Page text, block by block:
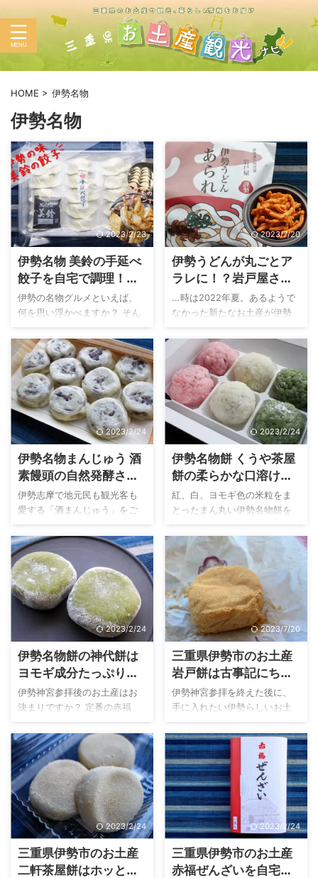
HOME > 伊勢名物
伊勢名物
2023/2/23
伊勢名物 美鈴の手延べ
餃子を自宅で調理！フ
ライパンで焼き上げ
て、熱々をいただきま
す。
伊勢の名物グルメといえば、
何を思い浮かべますか？ そん
な質問を地元民にしてみる
と、5人に1人くらいの確率で
「美鈴の餃子（みすずのぎょ
うざ）！」と返ってくること
でしょう。 初めて「美鈴の餃
子」の名前を聞いた方は、伊
勢で餃子？と驚いてしまうか
もしれません。美鈴の餃子
は、地元民なら誰もが知って
いる名店「ぎょうざの美鈴」
で作られ続けている伊勢名物
グルメです。 ここで美鈴の餃
子ファンに朗報です！実は出
自宅で味わえてしまう時代が
到来しています。 今回は2021
年1月にオープンした「製造直
売 ...
2023/7/20
伊勢うどんが丸ごとア
ラレに！？岩戸屋さん
の伊勢うどんあられ
を、伊勢のお土産にど
うぞ。
...時は2022年夏。あるようで
なかった新たなお土産が伊勢
市に爆誕しました。 その名も
「伊勢うどんあられ」！そ
う、伊勢のソウルフード伊勢
うどんが何とアラレになりま
した。しかも、伊勢うどんの
麺やタレを使ったアラレとい
う徹底したこだわりがあり。
本記事では、岩戸屋さんから
新発売された「伊勢うどんあ
られ」を実食して、味わいや
伊勢うどん感を徹底検証。商
品の内容や販売しているお店
を記事にまとめています。ま
「伊勢うどんあられ」のアレ
ンジレシピ？もご紹介してま
すので、ぜひチェックしてく
ださい。 ...
2023/2/24
伊勢名物まんじゅう 酒
素饅頭の自然発酵させ
た糀の薄皮生地にうっ
とり。
伊勢志摩で地元民も観光客も
愛する「酒まんじゅう」をご
存知ですか？ 正式には「酒素
饅頭（さかもとまんじゅ
う）」と呼ばれるお饅頭。日
本酒の酒粕を使わず、自然発
酵させた糀を使用しているの
が特徴です。 酒素饅頭を販売
しているのは、伊勢市二見町
の旭家 酒素饅頭製造本舗さ
ん。創業から約100年（2021
年時点で108年）の老舗和菓子
屋です。 本記事では、旭家 酒
素饅頭製造本舗さんの長年愛
され続ける伊勢名物「酒素饅
ひ最後まで記事をご一読くだ
さいね。 こんな人におすすめ
伊勢土産、伊勢二見土産を ...
2023/2/24
伊勢名物餅 くうや茶屋
餅の柔らかな口溶けを
体験してみませんか？
紅、白、ヨモギ色の米粒をま
とったまん丸い伊勢名物餅を
ご存知ですか？ くうや観助餅
（かんすけもち）と答えた方
は...惜しい！実はくうや観助餅
は2021年に「くうや茶屋餅」
に名前が変わり、美味しさア
ップでリニューアルしまし
た！ くうや観助餅と見た目は
同じでも、ひと味違います。
ただし、手に入るお店が伊勢
二見の本店のみ（伊勢おはら
い町で特別販売など除く）な
んです。本記事では、夫婦岩
や伊勢シーパラダイスで有名
ず手に入れたい名物餅「くう
や茶屋餅」をご紹介します。
こんな人におすすめ 伊勢の名
...
2023/2/24
伊勢名物餅の神代餅は
ヨモギ成分たっぷりな
ホッと落ち着く草餅で
す
伊勢神宮参拝後のお土産はお
決まりですか？ 定番の赤福
餅！ももちろんオススメです
が、せっかくなら色んな伊勢
名物餅を手に入れて「名物餅
の食べ比べ」を楽しんでみま
せんか？ 三重県は餅街道と呼
ばれるほど、各地に名物餅が
盛りだくさん！特に伊勢神宮
内宮周辺には、赤福餅を筆頭
にして美味しい伊勢名物餅が
集結しています。 今回は伊勢
神宮内宮 宇治橋から徒歩30秒
2023/7/20
三重県伊勢市のお土産
岩戸餅は古事記にちな
んだ伊勢名物餅
伊勢神宮参拝を終えた後に、
手に入れたい伊勢らしいお土
産。 おはらい町・おかげ横丁
を散策しながら数あるお土産
物店で気にある一品を探すの
は、伊勢観光の楽しみのひと
つです。 しかし、限られた時
間の中ではある程度は購入す
るお土産を想定しておくこと
は大切。その中でも、お土産
候補の代表格と言えば「伊勢
名物餅」でしょう。 今回は伊
勢名物餅のひとつ、老舗お土
2023/2/24
三重県伊勢市のお土産
二軒茶屋餅はホッと落
2023/2/24
三重県伊勢市のお土産
赤福ぜんざいを自宅で